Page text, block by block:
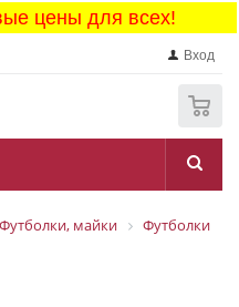
цены для всех!
Вход
Футболки, майки
Футболки